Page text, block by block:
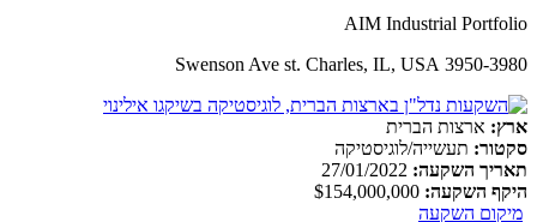
AIM Industrial Portfolio
3950-3980 Swenson Ave st. Charles, IL, USA
ארץ: ארצות הברית
סקטור: תעשייה/לוגיסטיקה
תאריך השקעה:
היקף השקעה:
מיקום השקעה